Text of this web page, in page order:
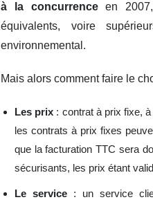
à la concurrence
en
équivalents, voire
environnemental.
Mais alors comment faire le
Les prix : contrat à prix fixe,
les contrats à prix fixes
que la facturation TTC sera
sécurisants, les prix étant
Le service: un service